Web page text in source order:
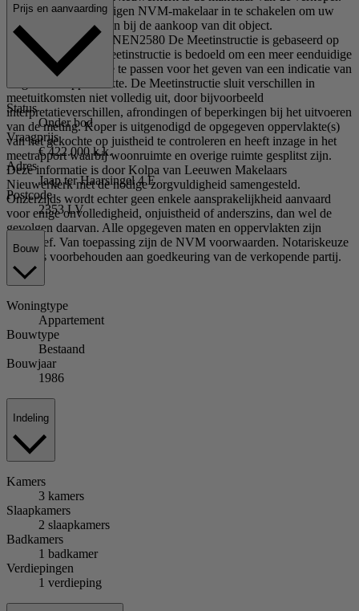
Wij adviseren u uw eigen NVM-makelaar in te schakelen om uw
belangen te behartigen bij de aankoop van dit object.
Toelichtingsclausule NEN2580 De Meetinstructie is gebaseerd op
de NEN2580. De Meetinstructie is bedoeld om een meer eenduidige
manier van meten toe te passen voor het geven van een indicatie van
de gebruiksoppervlakte. De Meetinstructie sluit verschillen in
meetuitkomsten niet volledig uit, door bijvoorbeeld
interpretatieverschillen, afrondingen of beperkingen bij het uitvoeren
van de meting. Koper is uitgenodigd de opgegeven oppervlakte(s)
van het gekochte op juistheid te controleren en heeft inzage in het
meetrapport waarbij woonruimte en overige ruimte gesplitst zijn.
Deze informatie is door Kolpa van Leeuwen Makelaars
Nieuwerkerk met de nodige zorgvuldigheid samengesteld.
Onzerzijds wordt echter geen enkele aansprakelijkheid aanvaard
voor enige onvolledigheid, onjuistheid of anderszins, dan wel de
gevolgen daarvan. Alle opgegeven maten en oppervlakten zijn
indicatief. Van toepassing zijn de NVM voorwaarden. Notariskeuze
koper is voorbehouden aan goedkeuring van de verkopende partij.
Prijs en aanvaarding
Status
Onder bod
Vraagprijs
€ 422.000 k.k.
Adres
Jaap ter Haarsingel 4 E
Postcode
2353 LV
Bouw
Woningtype
Appartement
Bouwtype
Bestaand
Bouwjaar
1986
Indeling
Kamers
3 kamers
Slaapkamers
2 slaapkamers
Badkamers
1 badkamer
Verdiepingen
1 verdieping